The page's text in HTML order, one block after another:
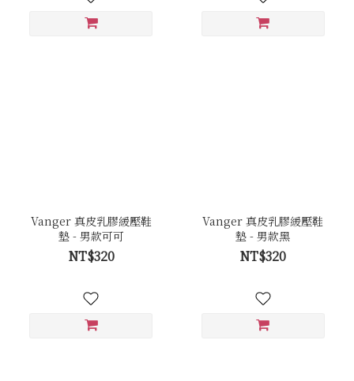
Vanger 真皮乳膠緩壓鞋
墊 - 男款可可
NT$320
Vanger 真皮乳膠緩壓鞋
墊 - 男款黑
NT$320